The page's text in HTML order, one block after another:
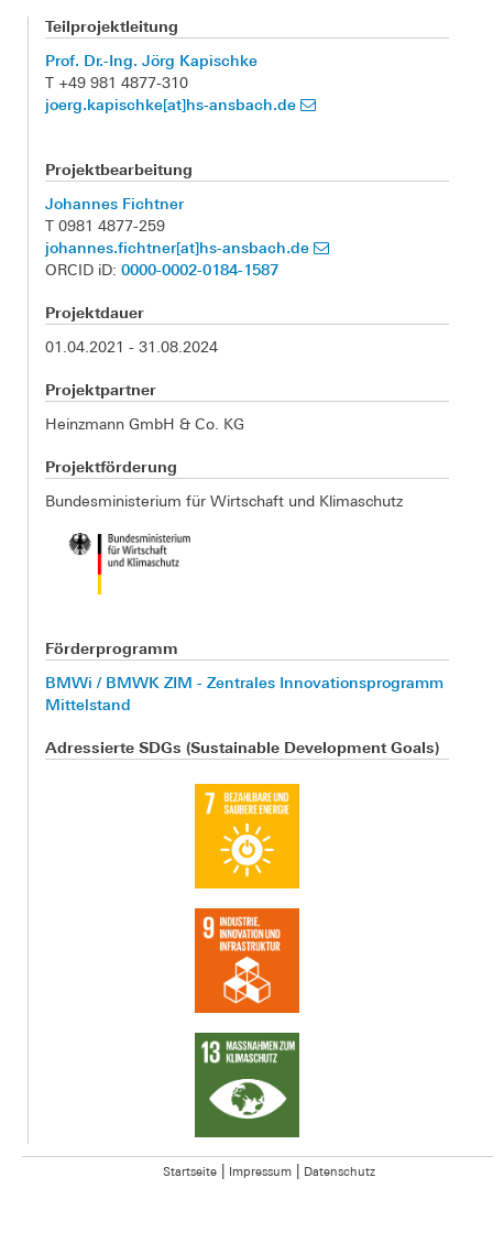
Teilprojektleitung
Prof. Dr.-Ing. Jörg Kapischke
T +49 981 4877-310
joerg.kapischke[at]hs-ansbach.de
Projektbearbeitung
Johannes Fichtner
T 0981 4877-259
johannes.fichtner[at]hs-ansbach.de
ORCID iD: 0000-0002-0184-1587
Projektdauer
01.04.2021 - 31.08.2024
Projektpartner
Heinzmann GmbH & Co. KG
Projektförderung
Bundesministerium für Wirtschaft und Klimaschutz
Förderprogramm
BMWi / BMWK ZIM - Zentrales Innovationsprogramm
Mittelstand
Adressierte SDGs (Sustainable Development Goals)
Startseite| Impressum| Datenschutz